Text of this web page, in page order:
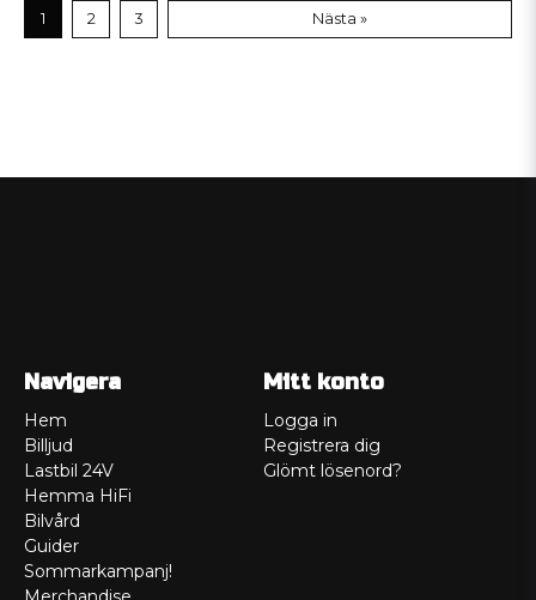
1 2 3 Nästa »
Navigera
Hem
Billjud
Lastbil 24V
Hemma HiFi
Bilvård
Guider
Sommarkampanj!
Mitt konto
Logga in
Registrera dig
Glömt lösenord?